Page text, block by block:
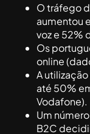
O tráfego
aumentou
voz e 52%
Os
online
A
até 50%
Vodafone).
Um
B2C